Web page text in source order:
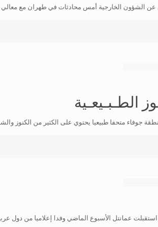
عن الشؤون الخارجية أمس محادثات في طهران مع
الطـبـيعـية
متحفا طبيعيا يحتوي على الكثير من الكنوز
عمانتل الأسبوع الماضي وفدا إعلاميا من دول